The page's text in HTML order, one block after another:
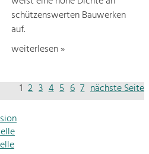
schützenswerten Bauwerken
auf.
weiterlesen »
1 2 3 4 5 6 7 nächste Seite